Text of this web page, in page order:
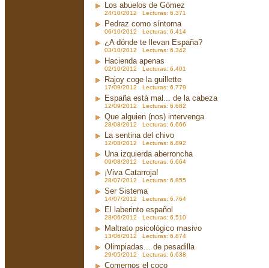
Los abuelos de Gómez
24/10/2012 Lecturas: 6.371
Pedraz como síntoma
06/10/2012 Lecturas: 6.414
¿A dónde te llevan España?
03/10/2012 Lecturas: 6.342
Hacienda apenas
02/10/2012 Lecturas: 6.401
Rajoy coge la guillette
17/09/2012 Lecturas: 6.779
España está mal... de la cabeza
12/09/2012 Lecturas: 6.682
Que alguien (nos) intervenga
28/08/2012 Lecturas: 6.666
La sentina del chivo
12/08/2012 Lecturas: 6.892
Una izquierda aberroncha
09/08/2012 Lecturas: 6.664
¡Viva Catarroja!
28/07/2012 Lecturas: 6.855
Ser Sistema
14/07/2012 Lecturas: 6.764
El laberinto español
28/06/2012 Lecturas: 6.510
Maltrato psicológico masivo
13/06/2012 Lecturas: 6.874
Olimpiadas... de pesadilla
29/05/2012 Lecturas: 6.638
Comernos el coco